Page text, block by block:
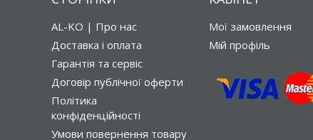
AL-KO | Про нас
Доставка і оплата
Гарантія та сервіс
Договір публічної оферти
Політика
конфіденційності
Умови повернення товару
Мої замовлення
Мій профіль